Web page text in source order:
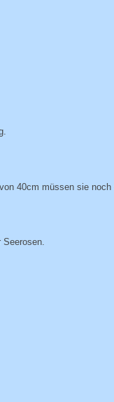
40cm müssen sie noch
Seerosen.